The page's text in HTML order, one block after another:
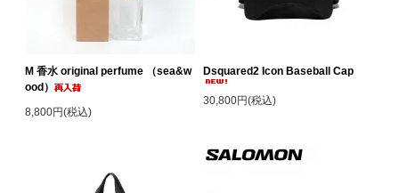
M 香水 original perfume （sea&w
ood）
8,800円(税込)
Dsquared2 Icon Baseball Cap
30,800円(税込)